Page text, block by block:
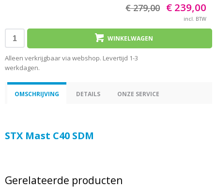
€ 279,00 € 239,00
incl. BTW
WINKELWAGEN
Alleen verkrijgbaar via webshop. Levertijd 1-3
werkdagen.
OMSCHRIJVING DETAILS ONZE SERVICE
STX Mast C40 SDM
Gerelateerde producten